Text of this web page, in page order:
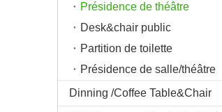
Présidence de théâtre
Desk&chair public
Partition de toilette
Présidence de salle/théâtre
Dinning /Coffee Table&Chair